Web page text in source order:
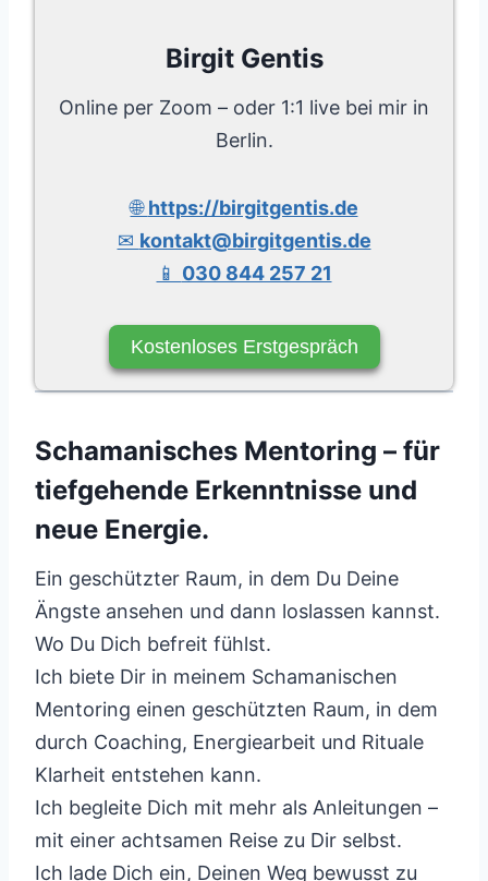
Birgit Gentis
Online per Zoom – oder 1:1 live bei mir in
Berlin.
🌐https://birgitgentis.de
✉ kontakt@birgitgentis.de
📱 030 844 257 21
Kostenloses Erstgespräch
Schamanisches Mentoring – für
tiefgehende Erkenntnisse und
neue Energie.
Ein geschützter Raum, in dem Du Deine
Ängste ansehen und dann loslassen kannst.
Wo Du Dich befreit fühlst.
Ich biete Dir in meinem Schamanischen
Mentoring einen geschützten Raum, in dem
durch Coaching, Energiearbeit und Rituale
Klarheit entstehen kann.
Ich begleite Dich mit mehr als Anleitungen –
mit einer achtsamen Reise zu Dir selbst.
Ich lade Dich ein, Deinen Weg bewusst zu